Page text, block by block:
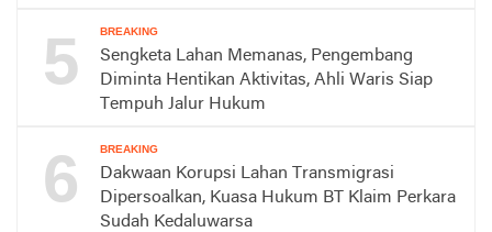
5 BREAKING
Sengketa Lahan Memanas, Pengembang
Diminta Hentikan Aktivitas, Ahli Waris Siap
Tempuh Jalur Hukum
6 BREAKING
Dakwaan Korupsi Lahan Transmigrasi
Dipersoalkan, Kuasa Hukum BT Klaim Perkara
Sudah Kedaluwarsa